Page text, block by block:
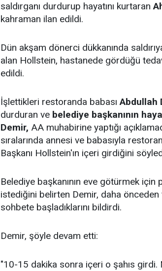
saldırganı durdurup hayatını kurtaran
kahraman ilan edildi.
Dün akşam dönerci dükkanında
alan Hollstein, hastanede gördüğü
edildi.
İşlettikleri restoranda babasıAbdullah
durduran ve belediye başkanının
Demir, AA muhabirine yaptığı
sıralarında annesi ve babasıyla
Başkanı Hollstein'ın içeri girdiğini
Belediye başkanının eve götürmek
istediğini belirten Demir, daha önceden
sohbete başladıklarını bildirdi.
Demir, şöyle devam etti:
"10-15 dakika sonra içeri o şahıs